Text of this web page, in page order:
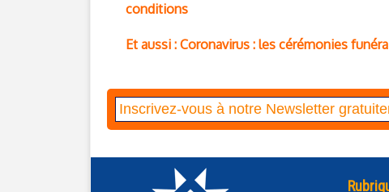
conditions
Et aussi : Coronavirus : les cérémonies